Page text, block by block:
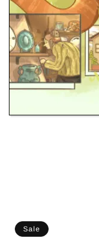
Sale